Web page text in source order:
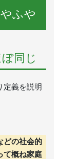
ふや
同じ
定義を説明
どの社会的
て概ね家庭